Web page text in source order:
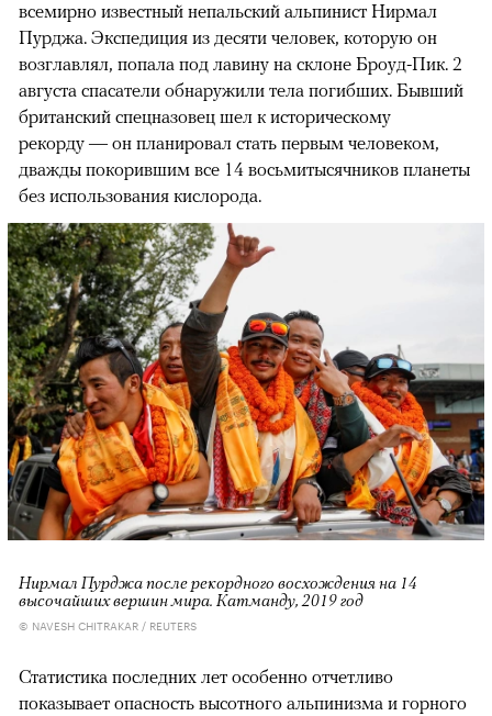
всемирно известный непальский альпинист Нирмал
Пурджа. Экспедиция из десяти человек, которую он
возглавлял, попала под лавину на склоне Броуд-Пик. 2
августа спасатели обнаружили тела погибших. Бывший
британский спецназовец шел к историческому
рекорду — он планировал стать первым человеком,
дважды покорившим все 14 восьмитысячников планеты
без использования кислорода.
Нирмал Пурджа после рекордного восхождения на 14
высочайших вершин мира. Катманду, 2019 год
© NAVESH CHITRAKAR / REUTERS
Статистика последних лет особенно отчетливо
показывает опасность высотного альпинизма и горного